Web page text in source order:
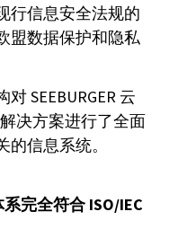
行信息安全法规的
盟数据保护和隐私
SEEBURGER 云
决方案进行了全面
信息系统。
完全符合 ISO/IEC